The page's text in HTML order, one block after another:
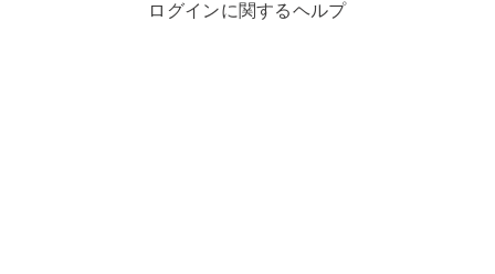
ログインに関するヘルプ